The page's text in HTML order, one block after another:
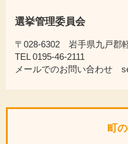
選挙管理委員会
〒028-6302 岩手県九戸郡
TEL 0195-46-2111
メールでのお問い合わせ
町